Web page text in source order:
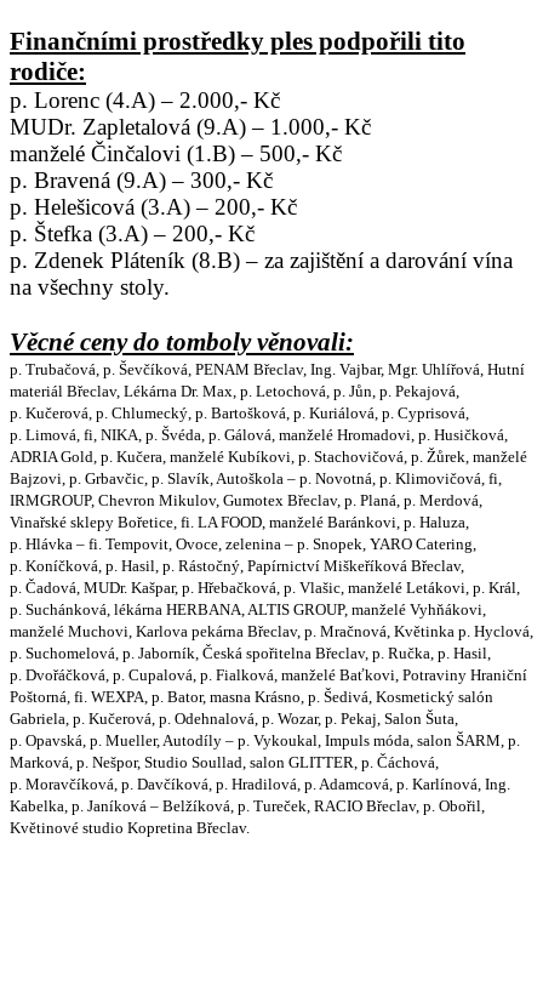
Finančními prostředky ples podpořili tito
rodiče:
p. Lorenc (4.A) – 2.000,- Kč
MUDr. Zapletalová (9.A) – 1.000,- Kč
manželé Činčalovi (1.B) – 500,- Kč
p. Bravená (9.A) – 300,- Kč
p. Helešicová (3.A) – 200,- Kč
p. Štefka (3.A) – 200,- Kč
p. Zdenek Pláteník (8.B) – za zajištění a darování vína
na všechny stoly.
Věcné ceny do tomboly věnovali:
p. Trubačová, p. Ševčíková, PENAM Břeclav, Ing. Vajbar, Mgr. Uhlířová, Hutní
materiál Břeclav, Lékárna Dr. Max, p. Letochová, p. Jůn, p. Pekajová,
p. Kučerová, p. Chlumecký, p. Bartošková, p. Kuriálová, p. Cyprisová,
p. Limová, fi, NIKA, p. Švéda, p. Gálová, manželé Hromadovi, p. Husičková,
ADRIA Gold, p. Kučera, manželé Kubíkovi, p. Stachovičová, p. Žůrek, manželé
Bajzovi, p. Grbavčic, p. Slavík, Autoškola – p. Novotná, p. Klimovičová, fi,
IRMGROUP, Chevron Mikulov, Gumotex Břeclav, p. Planá, p. Merdová,
Vinařské sklepy Bořetice, fi. LA FOOD, manželé Baránkovi, p. Haluza,
p. Hlávka – fi. Tempovit, Ovoce, zelenina – p. Snopek, YARO Catering,
p. Koníčková, p. Hasil, p. Rástočný, Papírnictví Miškeříková Břeclav,
p. Čadová, MUDr. Kašpar, p. Hřebačková, p. Vlašic, manželé Letákovi, p. Král,
p. Suchánková, lékárna HERBANA, ALTIS GROUP, manželé Vyhňákovi,
manželé Muchovi, Karlova pekárna Břeclav, p. Mračnová, Květinka p. Hyclová,
p. Suchomelová, p. Jaborník, Česká spořitelna Břeclav, p. Ručka, p. Hasil,
p. Dvořáčková, p. Cupalová, p. Fialková, manželé Baťkovi, Potraviny Hraniční
Poštorná, fi. WEXPA, p. Bator, masna Krásno, p. Šedivá, Kosmetický salón
Gabriela, p. Kučerová, p. Odehnalová, p. Wozar, p. Pekaj, Salon Šuta,
p. Opavská, p. Mueller, Autodíly – p. Vykoukal, Impuls móda, salon ŠARM, p.
Marková, p. Nešpor, Studio Soullad, salon GLITTER, p. Čáchová,
p. Moravčíková, p. Davčíková, p. Hradilová, p. Adamcová, p. Karlínová, Ing.
Kabelka, p. Janíková – Belžíková, p. Tureček, RACIO Břeclav, p. Obořil,
Květinové studio Kopretina Břeclav.